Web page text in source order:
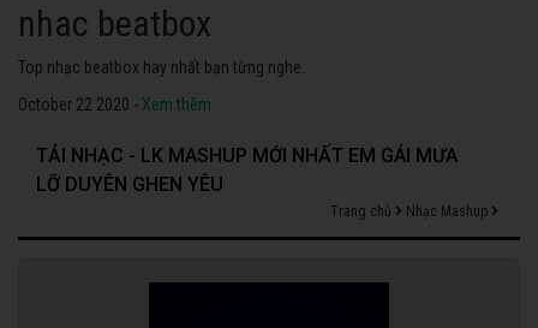
nhac dance
Những bài nhạc dance tuyển chọn 2020 hay nhất.
October 22 2020 - Xem thêm
TẢI NHẠC - LK MASHUP MỚI NHẤT EM GÁI MƯA
LỠ DUYÊN GHEN YÊU
Trang chủ Nhạc Mashup